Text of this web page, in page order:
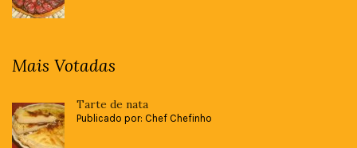
Mais Votadas
Tarte de nata
Publicado por: Chef Chefinho